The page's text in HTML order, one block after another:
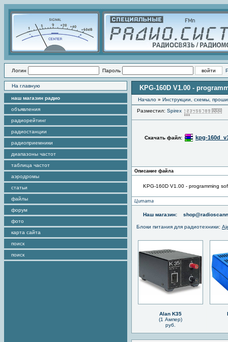
Логин Пароль
На главную
наш магазин радио
объявления
радиорейтинг
радиостанции
радиоприемники
диапазоны частот
таблица частот
аэродромы
статьи
файлы
форум
фото
карта сайта
поиск
поиск
KPG-160D V1.00 -
Начало » Инструкции, схемы,
Разместил: Spirex
Скачать файл: kpg-
Описание файла
KPG-160D V1.00 - programming
Цитата
Наш магазин:
Блоки питания для радиотехники:
Alan K35
(1 Ампер)
руб.